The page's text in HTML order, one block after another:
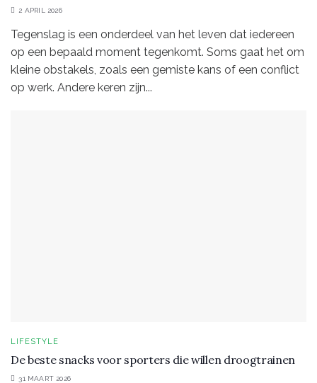
2 APRIL 2026
Tegenslag is een onderdeel van het leven dat iedereen
op een bepaald moment tegenkomt. Soms gaat het om
kleine obstakels, zoals een gemiste kans of een conflict
op werk. Andere keren zijn...
LIFESTYLE
De beste snacks voor sporters die willen droogtrainen
31 MAART 2026